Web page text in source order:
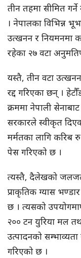
तीन तहमा सीमित
। नेपालका विभिन्न
उत्खनन र नियमनमा
रहेका २७ वटा
यस्तै, तीन वटा
रद्द गरिएका छन् ।
क्रममा नेपाली
सरकारले स्वीकृत
मर्मतका लागि करिब
पेस गरिएको छ ।
त्यस्तै, दैलेखको जलजले
प्राकृतिक ग्यास
छ । त्यसको
२०० टन युरिया मल
उत्पादनको
गरिएको छ ।